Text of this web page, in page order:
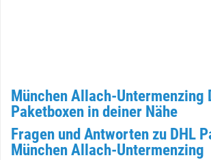
München Allach-Untermenzing
Paketboxen in deiner Nähe
Fragen und Antworten zu DHL
München Allach-Untermenzing